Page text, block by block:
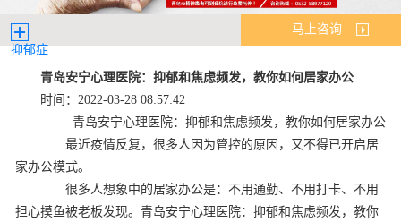
抑郁症
马上咨询
青岛安宁心理医院：抑郁和焦虑频发，教你如何居家办公
时间：2022-03-28 08:57:42
青岛安宁心理医院：抑郁和焦虑频发，教你如何居家办公
最近疫情反复，很多人因为管控的原因，又不得已开启居
家办公模式。
很多人想象中的居家办公是：不用通勤、不用打卡、不用
担心摸鱼被老板发现。青岛安宁心理医院：抑郁和焦虑频发，教你